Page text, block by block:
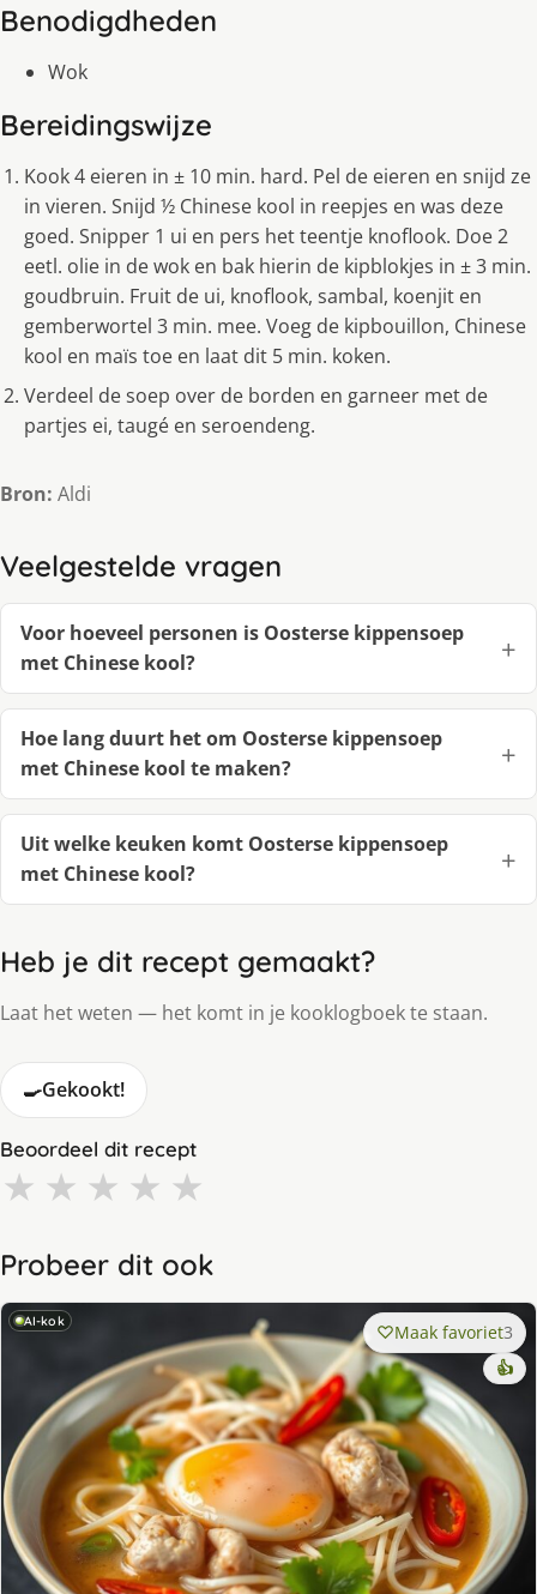
Benodigdheden
Wok
Bereidingswijze
Kook 4 eieren in ± 10 min. hard. Pel de eieren en snijd ze
in vieren. Snijd ½ Chinese kool in reepjes en was deze
goed. Snipper 1 ui en pers het teentje knoflook. Doe 2
eetl. olie in de wok en bak hierin de kipblokjes in ± 3 min.
goudbruin. Fruit de ui, knoflook, sambal, koenjit en
gemberwortel 3 min. mee. Voeg de kipbouillon, Chinese
kool en maïs toe en laat dit 5 min. koken.
Verdeel de soep over de borden en garneer met de
partjes ei, taugé en seroendeng.
Bron: Aldi
Veelgestelde vragen
Voor hoeveel personen is Oosterse kippensoep
met Chinese kool?
Hoe lang duurt het om Oosterse kippensoep
met Chinese kool te maken?
Uit welke keuken komt Oosterse kippensoep
met Chinese kool?
Heb je dit recept gemaakt?
Laat het weten — het komt in je kooklogboek te staan.
🍳Gekookt!
Beoordeel dit recept
★ ★ ★ ★ ★
Probeer dit ook
AI-kok Maak favoriet3
👍